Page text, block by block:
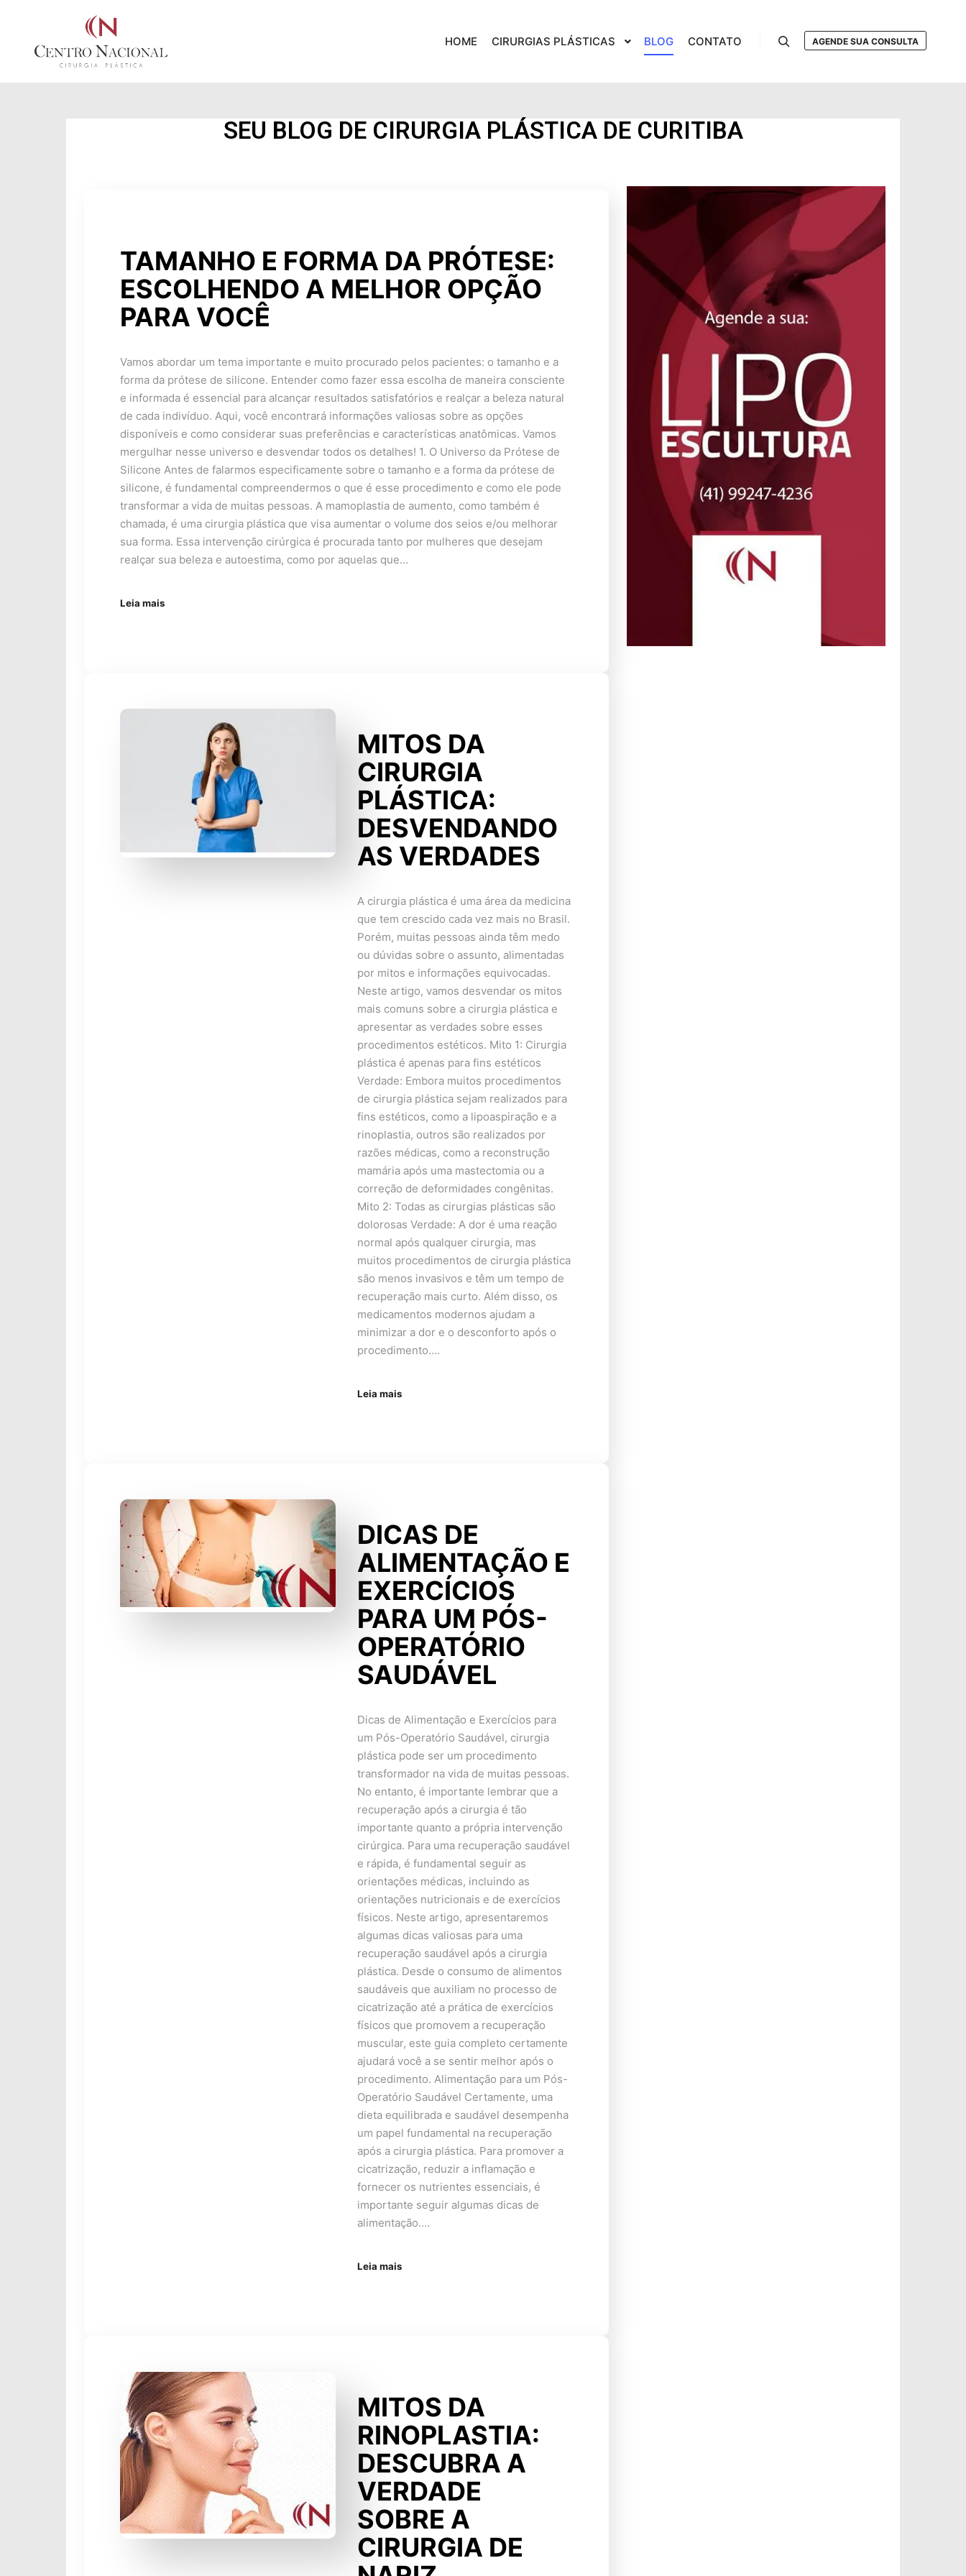
HOME CIRURGIAS PLÁSTICAS BLOG CONTATO AGENDE SUA CONSULTA
SEU BLOG DE CIRURGIA PLÁSTICA DE CURITIBA
TAMANHO E FORMA DA PRÓTESE:
ESCOLHENDO A MELHOR OPÇÃO
PARA VOCÊ
Vamos abordar um tema importante e muito procurado pelos pacientes: o tamanho e a
forma da prótese de silicone. Entender como fazer essa escolha de maneira consciente
e informada é essencial para alcançar resultados satisfatórios e realçar a beleza natural
de cada indivíduo. Aqui, você encontrará informações valiosas sobre as opções
disponíveis e como considerar suas preferências e características anatômicas. Vamos
mergulhar nesse universo e desvendar todos os detalhes! 1. O Universo da Prótese de
Silicone Antes de falarmos especificamente sobre o tamanho e a forma da prótese de
silicone, é fundamental compreendermos o que é esse procedimento e como ele pode
transformar a vida de muitas pessoas. A mamoplastia de aumento, como também é
chamada, é uma cirurgia plástica que visa aumentar o volume dos seios e/ou melhorar
sua forma. Essa intervenção cirúrgica é procurada tanto por mulheres que desejam
realçar sua beleza e autoestima, como por aquelas que…
Leia mais
MITOS DA
CIRURGIA
PLÁSTICA:
DESVENDANDO
AS VERDADES
A cirurgia plástica é uma área da medicina
que tem crescido cada vez mais no Brasil.
Porém, muitas pessoas ainda têm medo
ou dúvidas sobre o assunto, alimentadas
por mitos e informações equivocadas.
Neste artigo, vamos desvendar os mitos
mais comuns sobre a cirurgia plástica e
apresentar as verdades sobre esses
procedimentos estéticos. Mito 1: Cirurgia
plástica é apenas para fins estéticos
Verdade: Embora muitos procedimentos
de cirurgia plástica sejam realizados para
fins estéticos, como a lipoaspiração e a
rinoplastia, outros são realizados por
razões médicas, como a reconstrução
mamária após uma mastectomia ou a
correção de deformidades congênitas.
Mito 2: Todas as cirurgias plásticas são
dolorosas Verdade: A dor é uma reação
normal após qualquer cirurgia, mas
muitos procedimentos de cirurgia plástica
são menos invasivos e têm um tempo de
recuperação mais curto. Além disso, os
medicamentos modernos ajudam a
minimizar a dor e o desconforto após o
procedimento.…
Leia mais
DICAS DE
ALIMENTAÇÃO E
EXERCÍCIOS
PARA UM PÓS-
OPERATÓRIO
SAUDÁVEL
Dicas de Alimentação e Exercícios para
um Pós-Operatório Saudável, cirurgia
plástica pode ser um procedimento
transformador na vida de muitas pessoas.
No entanto, é importante lembrar que a
recuperação após a cirurgia é tão
importante quanto a própria intervenção
cirúrgica. Para uma recuperação saudável
e rápida, é fundamental seguir as
orientações médicas, incluindo as
orientações nutricionais e de exercícios
físicos. Neste artigo, apresentaremos
algumas dicas valiosas para uma
recuperação saudável após a cirurgia
plástica. Desde o consumo de alimentos
saudáveis que auxiliam no processo de
cicatrização até a prática de exercícios
físicos que promovem a recuperação
muscular, este guia completo certamente
ajudará você a se sentir melhor após o
procedimento. Alimentação para um Pós-
Operatório Saudável Certamente, uma
dieta equilibrada e saudável desempenha
um papel fundamental na recuperação
após a cirurgia plástica. Para promover a
cicatrização, reduzir a inflamação e
fornecer os nutrientes essenciais, é
importante seguir algumas dicas de
alimentação.…
Leia mais
MITOS DA
RINOPLASTIA:
DESCUBRA A
VERDADE
SOBRE A
CIRURGIA DE